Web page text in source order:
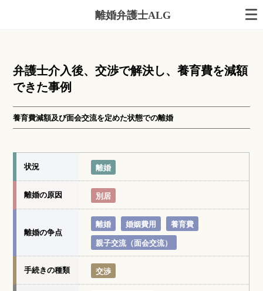
離婚弁護士ALG
弁護士介入後、交渉で解決し、養育費を減額
できた事例
養育費減額及び面会交流を定めた状態での離婚
状況 離婚
離婚の原因 別居
離婚の争点
離婚 婚姻費用
養育費
親子交流（面会交流）
手続きの種類 交渉